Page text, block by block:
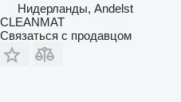
Нидерланды, Andelst
CLEANMAT
Связаться с продавцом